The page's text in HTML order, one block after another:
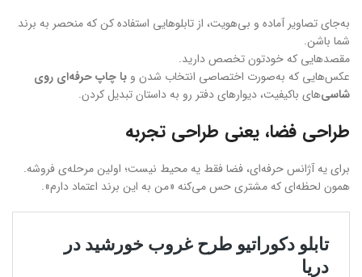
به‌جای تصاویر آماده و بی‌هویت، از تابلوهایی استفاده کن که منحصر به برند
شما باشن.
مقصدهایی که خودتون تخصص دارید.
عکس‌هایی که به‌صورت اختصاصی انتخاب شدن و با چاپ حرفه‌ای روی
شاسی‌های باکیفیت، دیوارهای دفتر رو به داستان تبدیل کردن.
طراحی فضا، یعنی طراحی تجربه
برای یه آژانس حرفه‌ای، فضا فقط یه محیط نیست؛ اولین مرحله‌ی فروشه.
همون لحظه‌ای که مشتری حس می‌کنه «من به این برند اعتماد دارم».